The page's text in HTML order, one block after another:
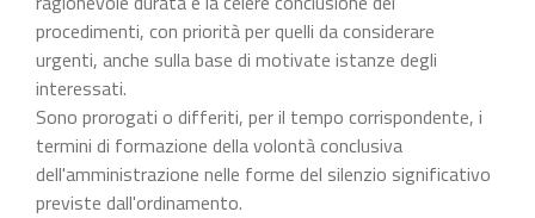
procedimenti, con priorità per quelli da considerare
urgenti, anche sulla base di motivate istanze degli
interessati.
Sono prorogati o differiti, per il tempo corrispondente, i
termini di formazione della volontà conclusiva
dell'amministrazione nelle forme del silenzio significativo
previste dall'ordinamento.